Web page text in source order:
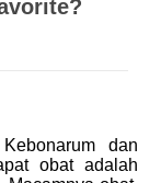
dan
obat adalah